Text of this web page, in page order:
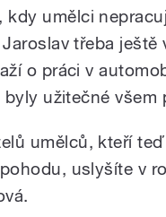
kdy umělci
třeba
o práci v
užitečné všem
umělců, kteří
uslyšíte v